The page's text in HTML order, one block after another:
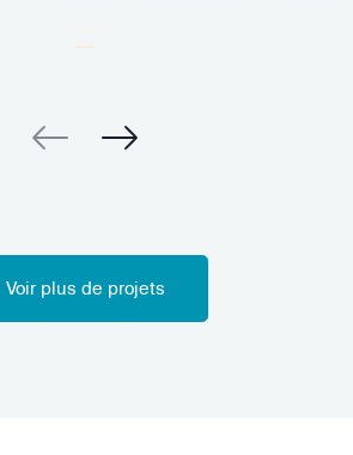
Voir plus de projets